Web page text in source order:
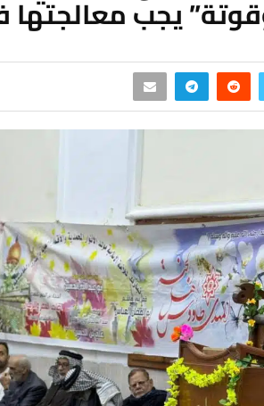
يجب معالجتها